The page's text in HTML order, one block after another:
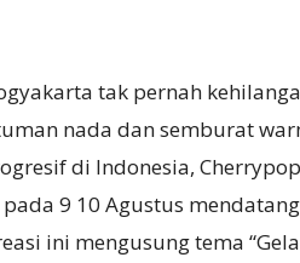
tak pernah
nada dan semburat
di Indonesia,
pada 9 10 Agustus
ini mengusung tema